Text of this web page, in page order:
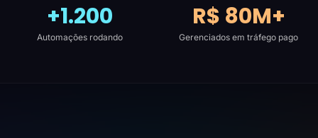
+1.200
Automações rodando
R$ 80M+
Gerenciados em tráfego pago